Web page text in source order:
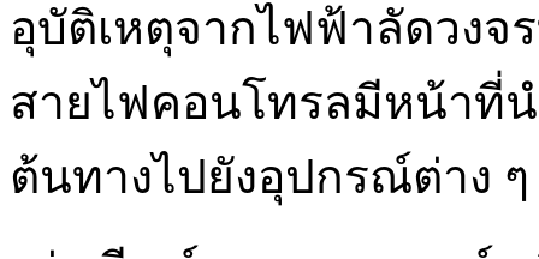
อุบัติเหตุจากไฟฟ้าลัดวงจ
สายไฟคอนโทรลมีหน้า
ต้นทางไปยังอุปกรณ์ต่าง ๆ